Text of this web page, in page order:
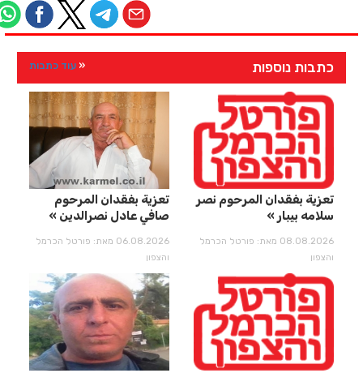
כתבות נוספות עוד כתבות
تعزية بفقدان المرحوم نصر
سلامه بيبار
08.08.2026 מאת: פורטל הכרמל
והצפון
تعزية بفقدان المرحوم
صافي عادل نصرالدين
06.08.2026 מאת: פורטל הכרמל
והצפון